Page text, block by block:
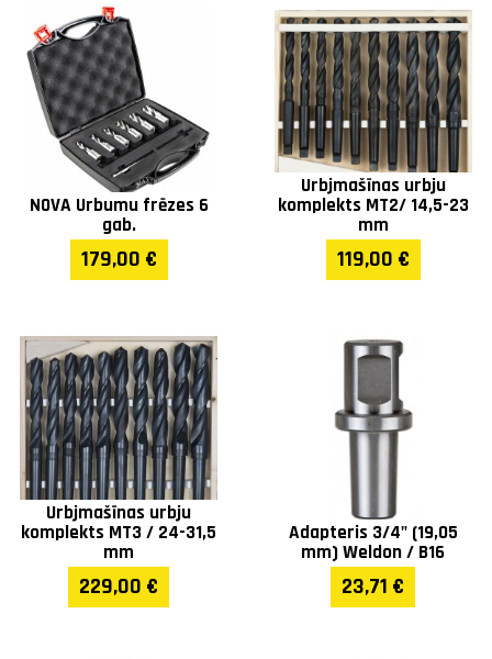
Pastāvīga iekšējā
eļļošana
Berzes sajūgs
Pārkaršanas aizsardzība
Magnēta izmērs (mm) 110 x 220 x 54
Garantija
NOVA Urbumu frēzes 6
gab.
179,00 €
Urbjmašīnas urbju
komplekts MT2/ 14,5-23
mm
119,00 €
Urbjmašīnas urbju
komplekts MT3 / 24-31,5
mm
229,00 €
Adapteris 3/4" (19,05
mm) Weldon / B16
23,71 €